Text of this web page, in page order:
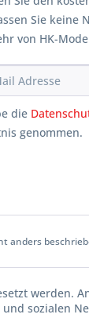
Sie keine
von HK-
die
genommen.
anders
werden.
sozialen